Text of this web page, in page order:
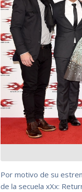
Por motivo de su
de la secuela xXx: